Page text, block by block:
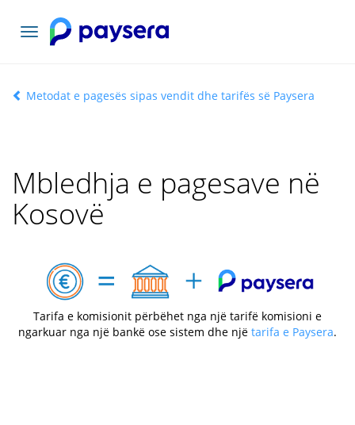
Navigacioni
toggle
Metodat e pagesës sipas vendit dhe tarifës së Paysera
Mbledhja e pagesave në
Kosovë
Tarifa e komisionit përbëhet nga një tarifë komisioni e
ngarkuar nga një bankë ose sistem dhe një tarifa e Paysera.